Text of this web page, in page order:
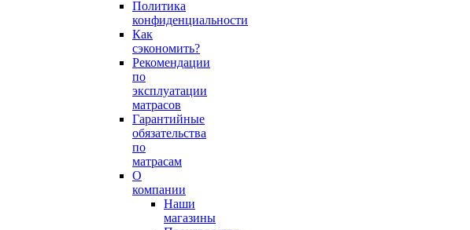
Политика
конфиденциальности
Как
сэкономить?
Рекомендации
по
эксплуатации
матрасов
Гарантийные
обязательства
по
матрасам
О
компании
Наши
магазины